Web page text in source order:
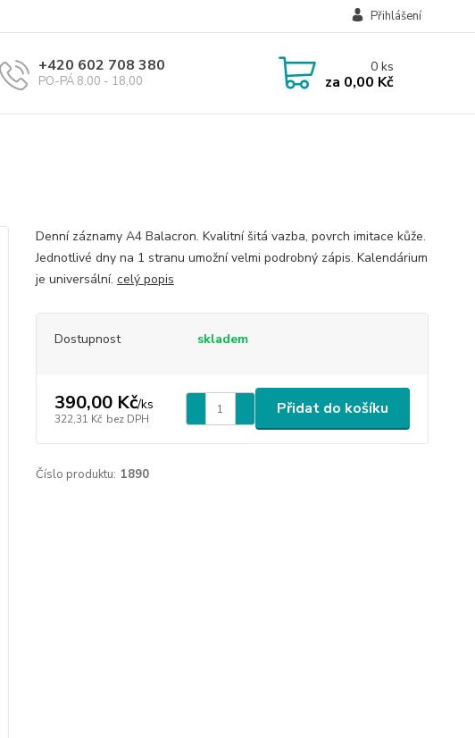
Přihlášení
+420 602 708 380
PO-PÁ 8,00 - 18,00
0ks
za 0,00 Kč
Denní záznamy A4 Balacron. Kvalitní šitá vazba, povrch imitace kůže.
Jednotlivé dny na 1 stranu umožní velmi podrobný zápis. Kalendárium
je universální. celý popis
Dostupnost skladem
390,00 Kč/ks
322,31 Kč bez DPH
Přidat do košíku
Číslo produktu: 1890